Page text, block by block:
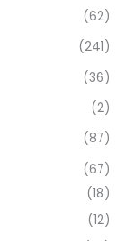
(62)
(241)
(36)
(2)
(87)
(67)
(18)
(12)